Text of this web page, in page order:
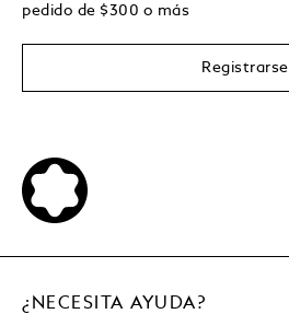
pedido de $300 o más
Registrarse
¿NECESITA AYUDA?